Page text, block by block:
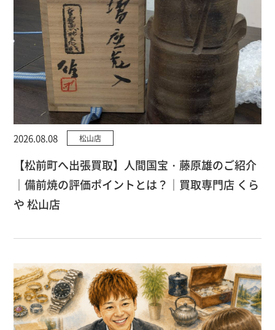
2026.08.08 松山店
【松前町へ出張買取】人間国宝・藤原雄のご紹介
｜備前焼の評価ポイントとは？｜買取専門店 くら
や 松山店